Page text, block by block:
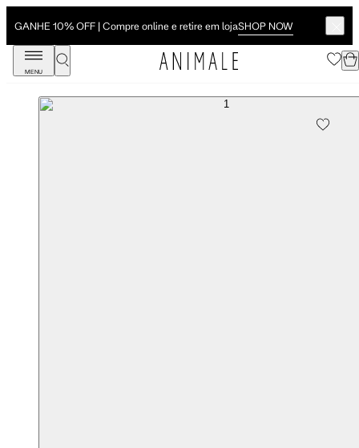
GANHE 10% OFF | Compre online e retire em lojaSHOP NOW
MENU